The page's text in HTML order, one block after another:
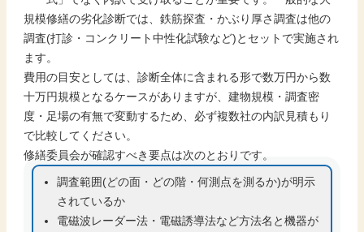
規模修繕の劣化診断では、鉄筋探査・かぶり厚さ調査は他の
調査(打診・コンクリート中性化試験など)とセットで実施され
ます。
費用の目安としては、診断全体に含まれる形で数万円から数
十万円規模となるケースがありますが、建物規模・調査密
度・足場の有無で変動するため、必ず複数社の内訳見積もり
で比較してください。
修繕委員会が確認すべき要点は次のとおりです。
調査範囲(どの面・どの階・何測点を測るか)が明示
されているか
電磁波レーダー法・電磁誘導法など方法名と機器が